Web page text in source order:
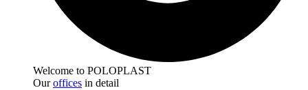
Welcome to POLOPLAST
Ouroffices in detail